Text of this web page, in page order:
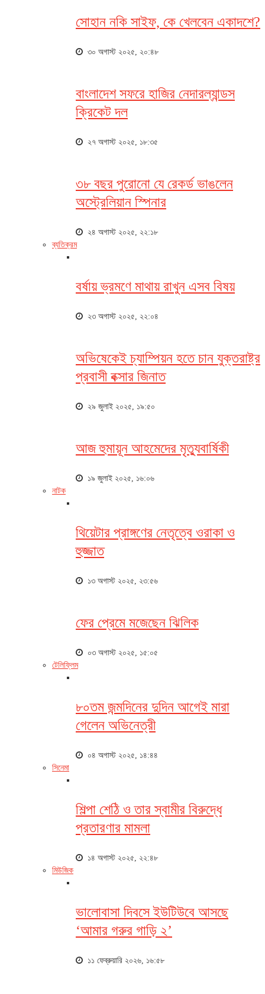
সোহান নকি সাইফ, কে খেলবেন একাদশে?
৩০ অগাস্ট ২০২৫, ২০:৪৮
বাংলাদেশ সফরে হাজির নেদারল্যান্ডস
ক্রিকেট দল
২৭ অগাস্ট ২০২৫, ১৮:৩৫
৩৮ বছর পুরোনো যে রেকর্ড ভাঙলেন
অস্ট্রেলিয়ান স্পিনার
২৪ অগাস্ট ২০২৫, ২২:১৮
ব্যতিক্রম
বর্ষায় ভ্রমণে মাথায় রাখুন এসব বিষয়
২৩ অগাস্ট ২০২৫, ২২:০৪
অভিষেকেই চ্যাম্পিয়ন হতে চান যুক্তরাষ্ট্র
প্রবাসী বক্সার জিনাত
২৯ জুলাই ২০২৫, ১৯:৫০
আজ হুমায়ূন আহমেদের মৃত্যুবার্ষিকী
১৯ জুলাই ২০২৫, ১৬:০৬
নাটক
থিয়েটার প্রাঙ্গণের নেতৃত্বে ওরাকা ও
হুজ্জাত
১৩ অগাস্ট ২০২৫, ২৩:৫৬
ফের প্রেমে মজেছেন ঝিলিক
০৩ অগাস্ট ২০২৫, ১৫:০৫
টেলিফ্লিম
৮০তম জন্মদিনের দুদিন আগেই মারা
গেলেন অভিনেত্রী
০৪ অগাস্ট ২০২৫, ১৪:৪৪
সিনেমা
শিল্পা শেঠি ও তার স্বামীর বিরুদ্ধে
প্রতারণার মামলা
১৪ অগাস্ট ২০২৫, ২২:৪৮
মিউজিক
ভালোবাসা দিবসে ইউটিউবে আসছে
‘আমার গরুর গাড়ি ২’
১১ ফেব্রুয়ারি ২০২৬, ১৬:৫৮